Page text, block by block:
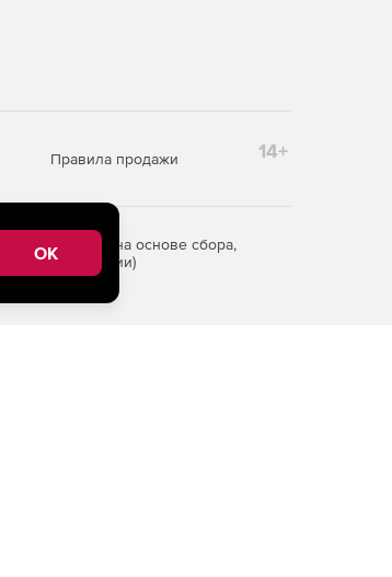
Правила продажи 14+
информации на основе сбора,
Федерации)
OK